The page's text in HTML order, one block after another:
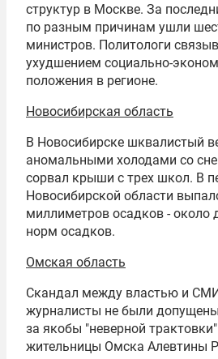
структур в Москве. За
по разным причинам ушли
министров. Политологи
ухудшением социально-
положения в регионе.
Новосибирская область
В Новосибирске шквалистый
аномальными холодами со
сорвал крыши с трех школ. В
Новосибирской области
миллиметров осадков - около
норм осадков.
Омская область
Скандал между властью и
журналисты не были допущены
за якобы "неверной
жительницы Омска Алевтины